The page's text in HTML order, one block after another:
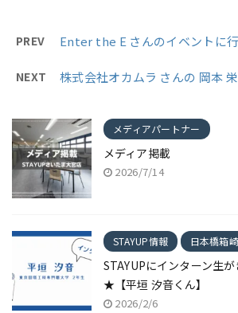
PREV Enter the E さんのイベントに
NEXT 株式会社オカムラ さんの 岡本
メディアパートナー
メディア掲載
2026/7/14
STAYUP情報 日本橋箱崎
STAYUPにインターン生
★【平垣 汐音くん】
2026/2/6